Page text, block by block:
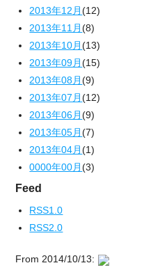
2013年12月(12)
2013年11月(8)
2013年10月(13)
2013年09月(15)
2013年08月(9)
2013年07月(12)
2013年06月(9)
2013年05月(7)
2013年04月(1)
0000年00月(3)
Feed
RSS1.0
RSS2.0
From 2014/10/13: